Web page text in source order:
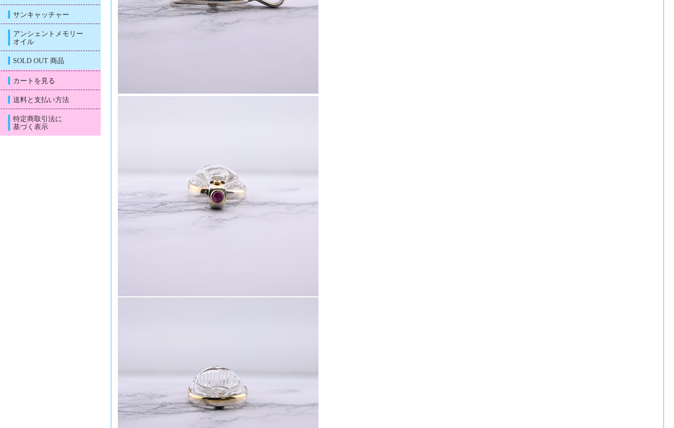
サンキャッチャー
アンシェントメモリー
オイル
SOLD OUT 商品
カートを見る
送料と支払い方法
特定商取引法に
基づく表示